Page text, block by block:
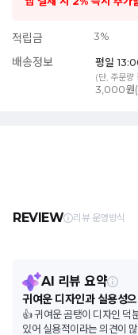
적립금 3%
배송정보 평일
(단, 주문량
3,000원(